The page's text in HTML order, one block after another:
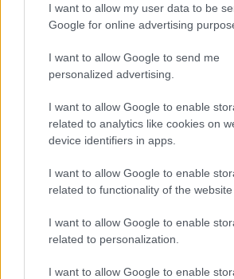
I want to allow my user data to be
Google for online advertising
I want to allow Google to send me
personalized advertising.
I want to allow Google to enable
related to analytics like cookies on
device identifiers in apps.
I want to allow Google to enable
related to functionality of the website
I want to allow Google to enable
related to personalization.
I want to allow Google to enable
μαστίχα, μαχλέπι και κακουλέ.
γλυκιάς πίκλας, αλλά και μιξ
Το τραπέζι του Πάσχα αγαπά τις
3217187) λοιπόν, θα πάρετε
συνοδέψετε το κρασί, καθώς και